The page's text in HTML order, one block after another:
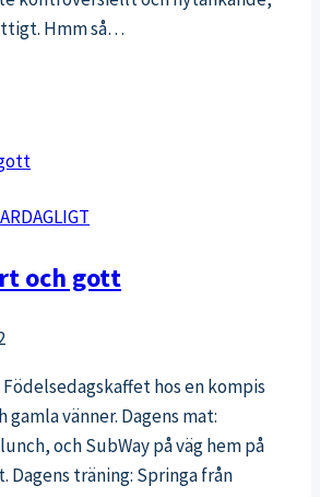
Hmm så…
och gott
hos en kompis
gamla vänner. Dagens mat:
och SubWay på väg hem på
Dagens träning: Springa från